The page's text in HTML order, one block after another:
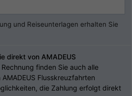
und Reiseunterlagen erhalten Sie
direkt von AMADEUS
finden Sie auch alle
Flusskreuzfahrten
die Zahlung erfolgt direkt